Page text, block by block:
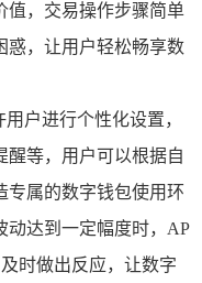
值，交易操作步骤简单
惑，让用户轻松畅享数
用户进行个性化设置，
醒等，用户可以根据自
专属的数字钱包使用环
动达到一定幅度时，AP
时做出反应，让数字